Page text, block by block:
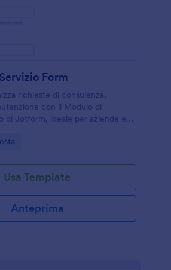
Form
richieste di consulenza,
con il Modulo di
di Jotform, ideale per aziende e
ogni invio del modulo.
Usa Template
Anteprima